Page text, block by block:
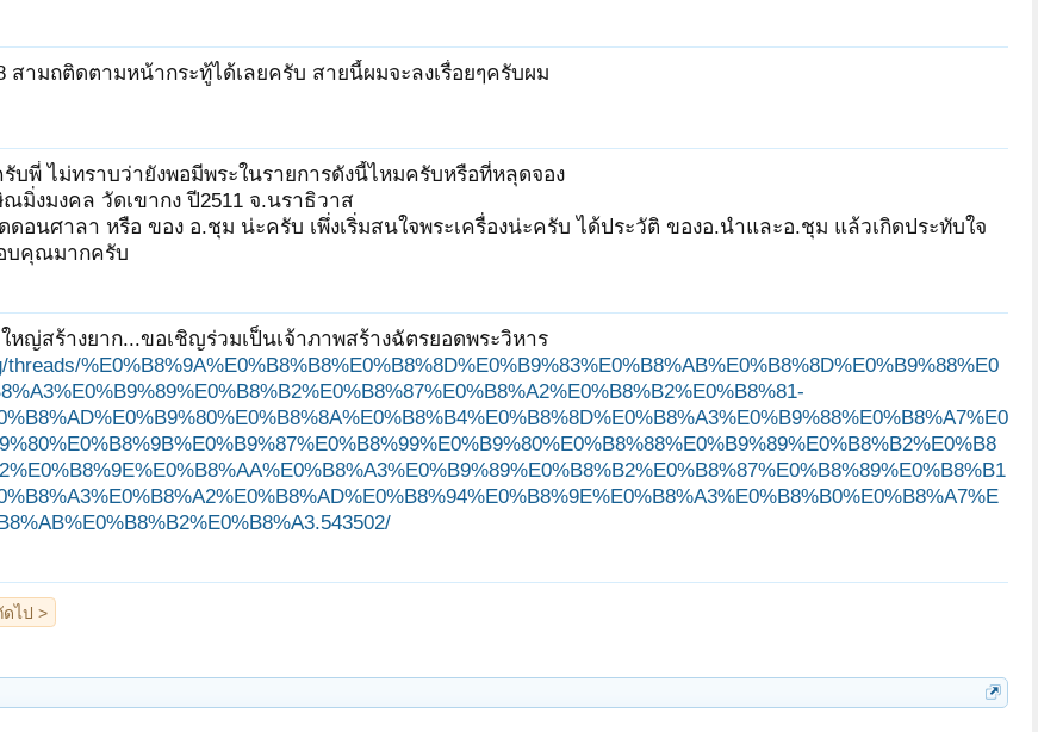
สามถติดตามหน้ากระทู้ได้เลยครับ สายนี้ผมจะลงเรื่อยๆครับผม
บพี่ ไม่ทราบว่ายังพอมีพระในรายการดังนี้ไหมครับหรือที่หลุดจอง
มิ่งมงคล วัดเขากง ปี2511 จ.นราธิวาส
ดอนศาลา หรือ ของ อ.ชุม น่ะครับ เพึ่งเริ่มสนใจพระเครื่องน่ะครับ ได้ประวัติ ของอ.นำและอ.ชุม แล้วเกิดประทับใจ
บคุณมากครับ
หญ่สร้างยาก...ขอเชิญร่วมเป็นเจ้าภาพสร้างฉัตรยอดพระวิหาร
%E0%B8%9A%E0%B8%B8%E0%B8%8D%E0%B9%83%E0%B8%AB%E0%B8%8D%E0%B9%88%E0